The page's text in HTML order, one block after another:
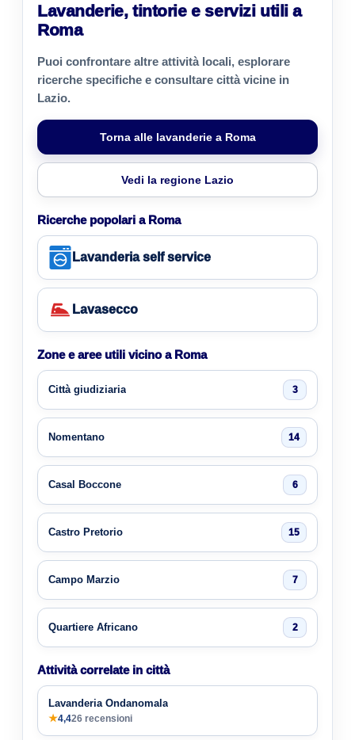
Lavanderie, tintorie e servizi utili a
Roma
Puoi confrontare altre attività locali, esplorare
ricerche specifiche e consultare città vicine in
Lazio.
Torna alle lavanderie a Roma
Vedi la regione Lazio
Ricerche popolari a Roma
Lavanderia self service
Lavasecco
Zone e aree utili vicino a Roma
Città giudiziaria 3
Nomentano 14
Casal Boccone 6
Castro Pretorio 15
Campo Marzio 7
Quartiere Africano 2
Attività correlate in città
Lavanderia Ondanomala
★4,426 recensioni